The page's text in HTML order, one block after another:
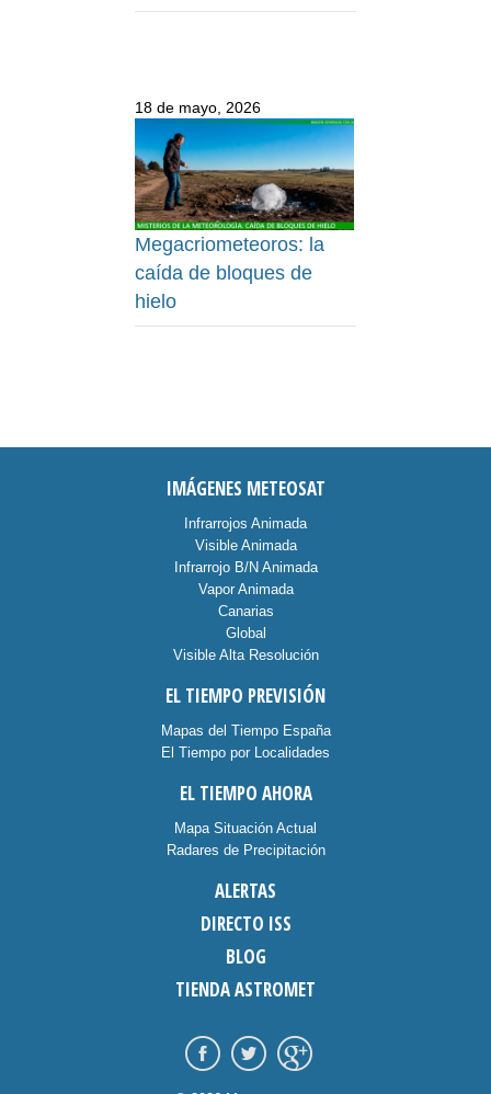
18 de mayo, 2026
Megacriometeoros: la
caída de bloques de
hielo
IMÁGENES METEOSAT
Infrarrojos Animada
Visible Animada
Infrarrojo B/N Animada
Vapor Animada
Canarias
Global
Visible Alta Resolución
EL TIEMPO PREVISIÓN
Mapas del Tiempo España
El Tiempo por Localidades
EL TIEMPO AHORA
Mapa Situación Actual
Radares de Precipitación
ALERTAS
DIRECTO ISS
BLOG
TIENDA ASTROMET